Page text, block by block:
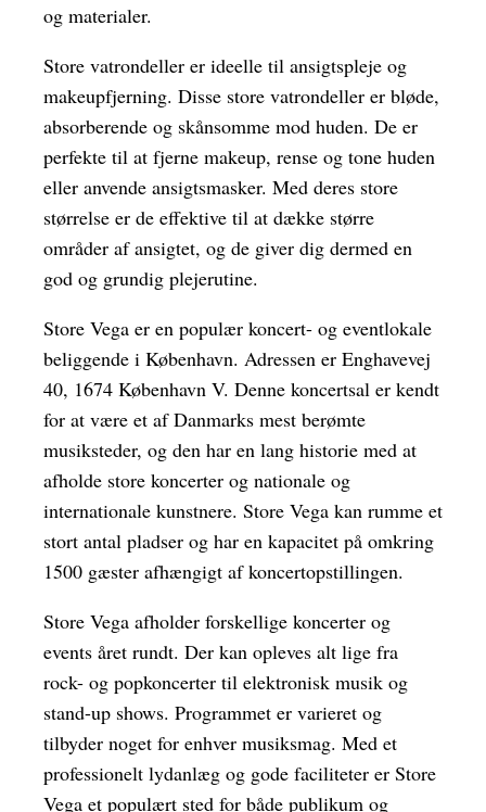
og materialer.
Store vatrondeller er ideelle til ansigtspleje og
makeupfjerning. Disse store vatrondeller er bløde,
absorberende og skånsomme mod huden. De er
perfekte til at fjerne makeup, rense og tone huden
eller anvende ansigtsmasker. Med deres store
størrelse er de effektive til at dække større
områder af ansigtet, og de giver dig dermed en
god og grundig plejerutine.
Store Vega er en populær koncert- og eventlokale
beliggende i København. Adressen er Enghavevej
40, 1674 København V. Denne koncertsal er kendt
for at være et af Danmarks mest berømte
musiksteder, og den har en lang historie med at
afholde store koncerter og nationale og
internationale kunstnere. Store Vega kan rumme et
stort antal pladser og har en kapacitet på omkring
1500 gæster afhængigt af koncertopstillingen.
Store Vega afholder forskellige koncerter og
events året rundt. Der kan opleves alt lige fra
rock- og popkoncerter til elektronisk musik og
stand-up shows. Programmet er varieret og
tilbyder noget for enhver musiksmag. Med et
professionelt lydanlæg og gode faciliteter er Store
Vega et populært sted for både publikum og